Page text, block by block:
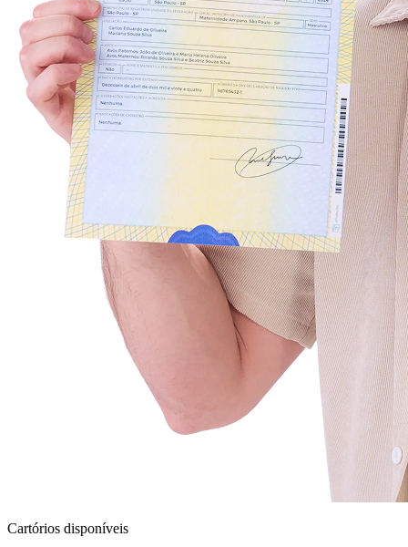
Cartórios disponíveis